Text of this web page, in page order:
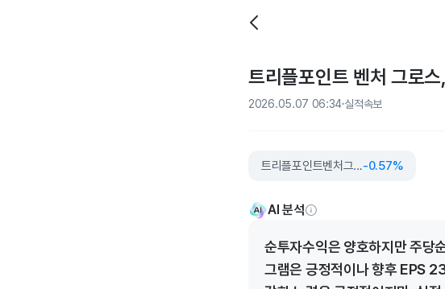
트리플포인트 벤처 그로
2026.05.07 06:34 실적속보
트리플포인트벤처그로스-0.57%
AI 분석
순투자수익은 양호하지만 주당
그램은 긍정적이나 향후 EPS